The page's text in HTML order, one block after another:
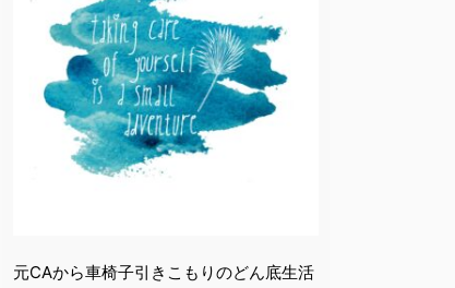
元CAから車椅子引きこもりのどん底生活